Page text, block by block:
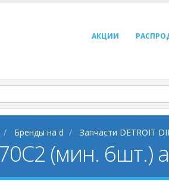
АКЦИИ
Бренды на d Запчасти DETROIT
(мин. 6шт.)